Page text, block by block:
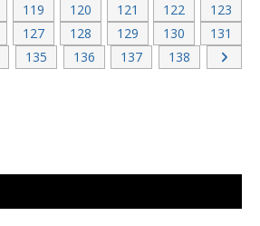
119 120 121 122
123
127 128 129 130
131
135 136 137 138